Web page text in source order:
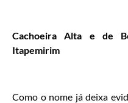
Cachoeira Alta e de
Itapemirim
Como o nome já deixa